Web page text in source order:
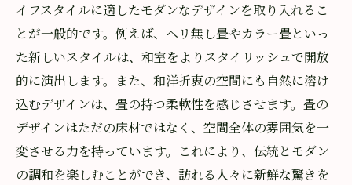
色と香りで和室をデザインする
畳の香りを引き立てるインテリア
香りがもたらす空間の心理的効果
自然素材がもたらす心地よさ
香り豊かな居住空間の実現方法
埼玉県での伝統的な畳文化を取り入れた生活
伝統文化を日常に取り入れるメリット
イフスタイルに適したモダンなデザインを取り入れるこ
とが一般的です。例えば、ヘリ無し畳やカラー畳といっ
た新しいスタイルは、和室をよりスタイリッシュで開放
的に演出します。また、和洋折衷の空間にも自然に溶け
込むデザインは、畳の持つ柔軟性を感じさせます。畳の
デザインはただの床材ではなく、空間全体の雰囲気を一
変させる力を持っています。これにより、伝統とモダン
の調和を楽しむことができ、訪れる人々に新鮮な驚きを